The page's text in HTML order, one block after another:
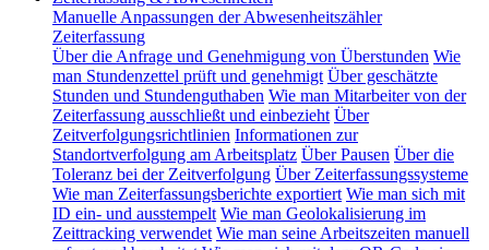
Manuelle Anpassungen der Abwesenheitszähler
Zeiterfassung
Über die Anfrage und Genehmigung von Überstunden Wie
man Stundenzettel prüft und genehmigt Über geschätzte
Stunden und Stundenguthaben Wie man Mitarbeiter von der
Zeiterfassung ausschließt und einbezieht Über
Zeitverfolgungsrichtlinien Informationen zur
Standortverfolgung am Arbeitsplatz Über Pausen Über die
Toleranz bei der Zeitverfolgung Über Zeiterfassungssysteme
Wie man Zeiterfassungsberichte exportiert Wie man sich mit
ID ein- und ausstempelt Wie man Geolokalisierung im
Zeittracking verwendet Wie man seine Arbeitszeiten manuell